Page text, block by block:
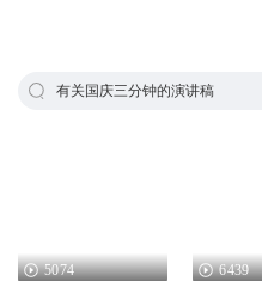
有关国庆三分钟的演讲稿
5074 6439